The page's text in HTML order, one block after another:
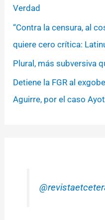
Verdad
“Contra la censura, al
quiere cero crítica:
Plural, más subversiva
Detiene la FGR al
Aguirre, por el caso